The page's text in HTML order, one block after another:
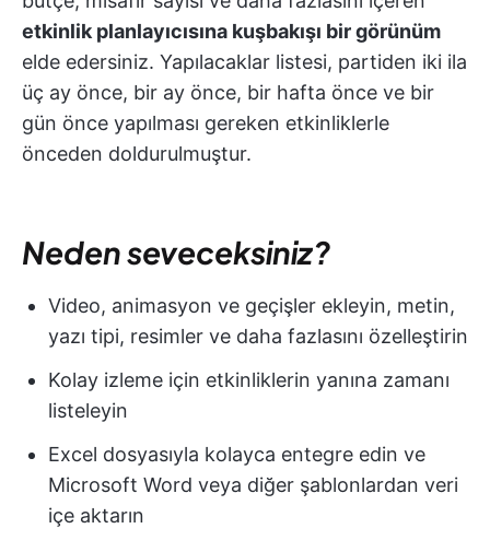
etkinlik planlayıcısına kuşbakışı bir görünüm
elde edersiniz. Yapılacaklar listesi, partiden iki ila
üç ay önce, bir ay önce, bir hafta önce ve bir
gün önce yapılması gereken etkinliklerle
önceden doldurulmuştur.
Neden seveceksiniz?
Video, animasyon ve geçişler ekleyin, metin,
yazı tipi, resimler ve daha fazlasını özelleştirin
Kolay izleme için etkinliklerin yanına zamanı
listeleyin
Excel dosyasıyla kolayca entegre edin ve
Microsoft Word veya diğer şablonlardan veri
içe aktarın